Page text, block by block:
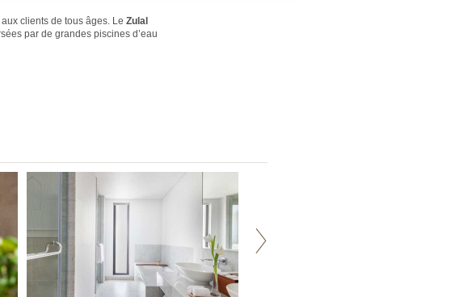
clients de tous âges. Le Zulal
par de grandes piscines d’eau